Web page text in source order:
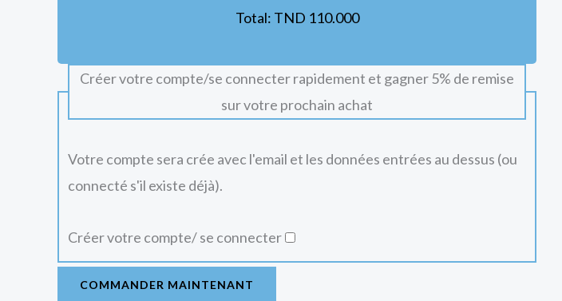
Total: TND 110.000
Créer votre compte/se connecter rapidement et gagner 5% de remise
sur votre prochain achat
Votre compte sera crée avec l'email et les données entrées au dessus (ou
connecté s'il existe déjà).
Créer votre compte/ se connecter
COMMANDER MAINTENANT